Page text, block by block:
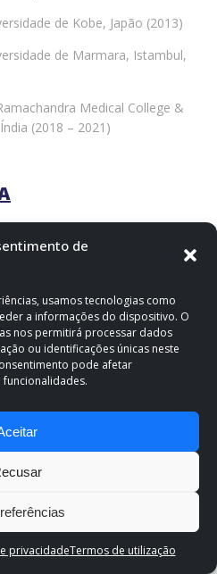
de
usamos tecnologias como
a informações do dispositivo. O
nos permitirá processar dados
ou identificações únicas neste
pode afetar
funcionalidades.
privacidadeTermos de utilização
de Kobe, Japão (2013)
de Marmara, Istambul,
Medical College &
(2018 – 2021)
Activos para o Ensino à
Médica da
básicos sobre CBL, crítica de
Unit of Medical
University of Minho
sobre feedback”, Unit of
fins formativos no processo
Unit of Medical Education from
of Minho 13/05/2020 (180´)